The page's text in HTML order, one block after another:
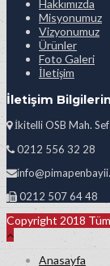
Hakkımızda
Misyonumuz
Vizyonumuz
Ürünler
Foto Galeri
İletişim
İletişim
İkitelli OSB Mah.
0212 556 32 28
0212 507 64 48
Copyright 2018 Tüm
Anasayfa